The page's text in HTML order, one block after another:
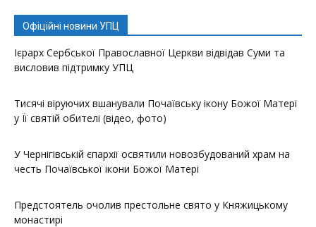
Офіційні новини УПЦ
Ієрарх Сербської Православної Церкви відвідав Суми та
висловив підтримку УПЦ
Тисячі віруючих вшанували Почаївську ікону Божої Матері
у Її святій обителі (відео, фото)
У Чернігівській єпархії освятили новозбудований храм на
честь Почаївської ікони Божої Матері
Предстоятель очолив престольне свято у Княжицькому
монастирі